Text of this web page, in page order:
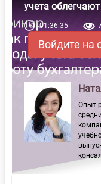
учета
01:36:35
Войдите на
Опыт